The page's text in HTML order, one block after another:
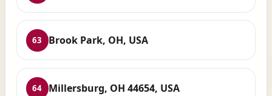
63 Brook Park, OH, USA
64 Millersburg, OH 44654, USA